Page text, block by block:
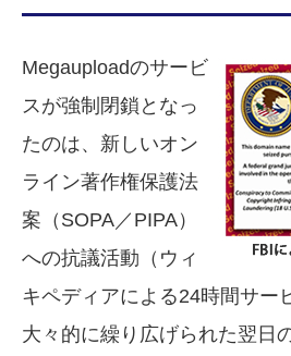
Megauploadのサービ
スが強制閉鎖となっ
たのは、新しいオン
ライン著作権保護法
案（SOPA／PIPA）
への抗議活動（ウィ
キペディアによる24時間サー
大々的に繰り広げられた翌日